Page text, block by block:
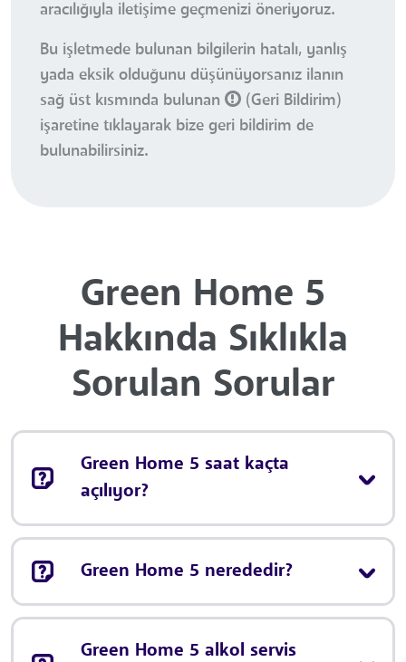
aracılığıyla iletişime geçmenizi öneriyoruz.
Bu işletmede bulunan bilgilerin hatalı, yanlış
yada eksik olduğunu düşünüyorsanız ilanın
sağ üst kısmında bulunan
(Geri Bildirim)
işaretine tıklayarak bize geri bildirim de
bulunabilirsiniz.
Green Home 5
Hakkında Sıklıkla
Sorulan Sorular
Green Home 5 saat kaçta
açılıyor?
Green Home 5 nerededir?
Green Home 5 alkol servis